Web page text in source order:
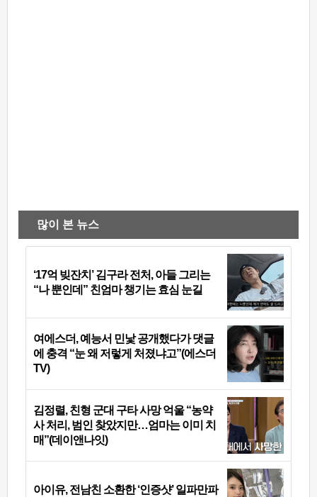
많이 본 뉴스
‘17억 빚잔치’ 김구라 전처, 아들 그리는
“나 뿐인데” 친엄마 챙기는 효심 눈길
여에스더, 예능서 민낯 공개했다가 댓글
에 충격 “눈 왜 저렇게 처졌냐고”(에스더
TV)
김정렬, 친형 군대 구타 사망 억울 “농약
사 처리, 범인 찾았지만…엄마는 이미 치
매”(데이앤나잇)
아이유, 전남친 소환한 ‘인증샷’ 일파만파